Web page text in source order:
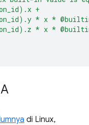
+
* x *
* x *
di Linux,